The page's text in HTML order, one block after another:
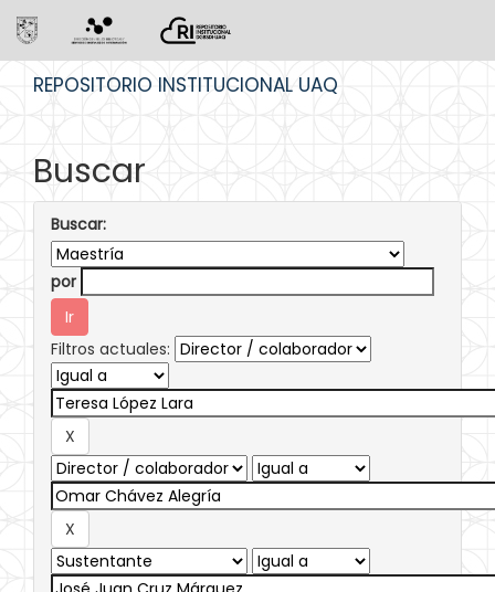
REPOSITORIO INSTITUCIONAL UAQ
Buscar
Buscar:
por
Filtros actuales: